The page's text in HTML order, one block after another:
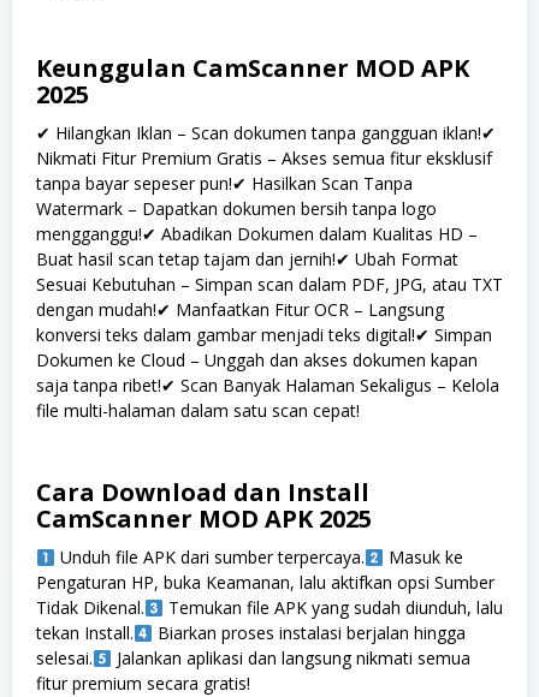
Keunggulan CamScanner MOD APK
2025
✔ Hilangkan Iklan – Scan dokumen tanpa gangguan iklan!✔
Nikmati Fitur Premium Gratis – Akses semua fitur eksklusif
tanpa bayar sepeser pun!✔ Hasilkan Scan Tanpa
Watermark – Dapatkan dokumen bersih tanpa logo
mengganggu!✔ Abadikan Dokumen dalam Kualitas HD –
Buat hasil scan tetap tajam dan jernih!✔ Ubah Format
Sesuai Kebutuhan – Simpan scan dalam PDF, JPG, atau TXT
dengan mudah!✔ Manfaatkan Fitur OCR – Langsung
konversi teks dalam gambar menjadi teks digital!✔ Simpan
Dokumen ke Cloud – Unggah dan akses dokumen kapan
saja tanpa ribet!✔ Scan Banyak Halaman Sekaligus – Kelola
file multi-halaman dalam satu scan cepat!
Cara Download dan Install
CamScanner MOD APK 2025
Unduh file APK dari sumber terpercaya.
Masuk ke
Pengaturan HP, buka Keamanan, lalu aktifkan opsi Sumber
Tidak Dikenal.
Temukan file APK yang sudah diunduh, lalu
tekan Install.
Biarkan proses instalasi berjalan hingga
selesai.
Jalankan aplikasi dan langsung nikmati semua
fitur premium secara gratis!